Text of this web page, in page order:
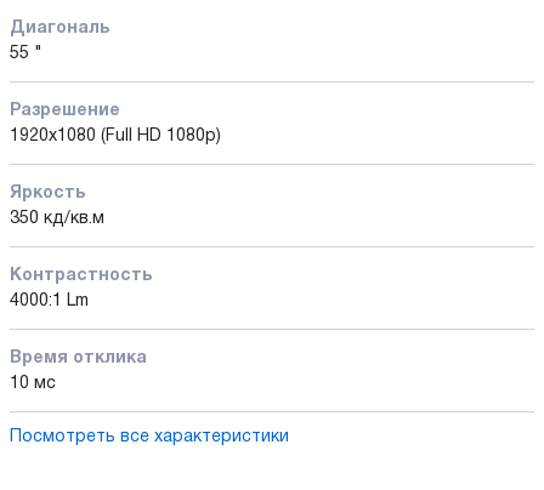
Диагональ
55 "
Разрешение
1920x1080 (Full HD 1080p)
Яркость
350 кд/кв.м
Контрастность
4000:1 Lm
Время отклика
10 мс
Посмотреть все характеристики